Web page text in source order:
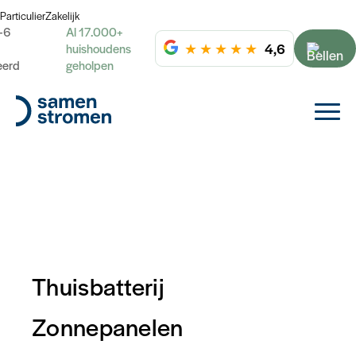
ParticulierZakelijk
6
Al 17.000+
huishoudens
geholpen
★ ★ ★ ★ ★ 4,6
Thuisbatterij
Zonnepanelen
Albert Moving Coffee